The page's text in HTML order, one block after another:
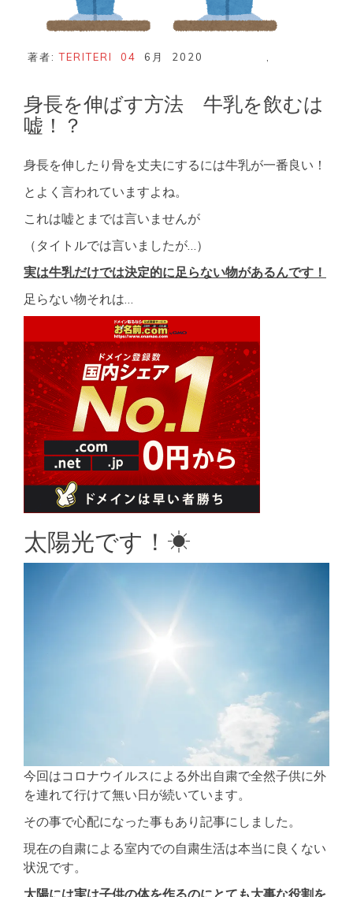
著者:TERITERI 04 6月 ,
2020
身長を伸ばす方法 牛乳を飲むは
嘘！？
身長を伸したり骨を丈夫にするには牛乳が一番良い！
とよく言われていますよね。
これは嘘とまでは言いませんが
（タイトルでは言いましたが…）
実は牛乳だけでは決定的に足らない物があるんです！
足らない物それは…
太陽光です！☀
今回はコロナウイルスによる外出自粛で全然子供に外
を連れて行けて無い日が続いています。
その事で心配になった事もあり記事にしました。
現在の自粛による室内での自粛生活は本当に良くない
状況です。